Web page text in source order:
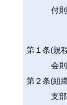
付
第１条(規
会
第２条(組
支